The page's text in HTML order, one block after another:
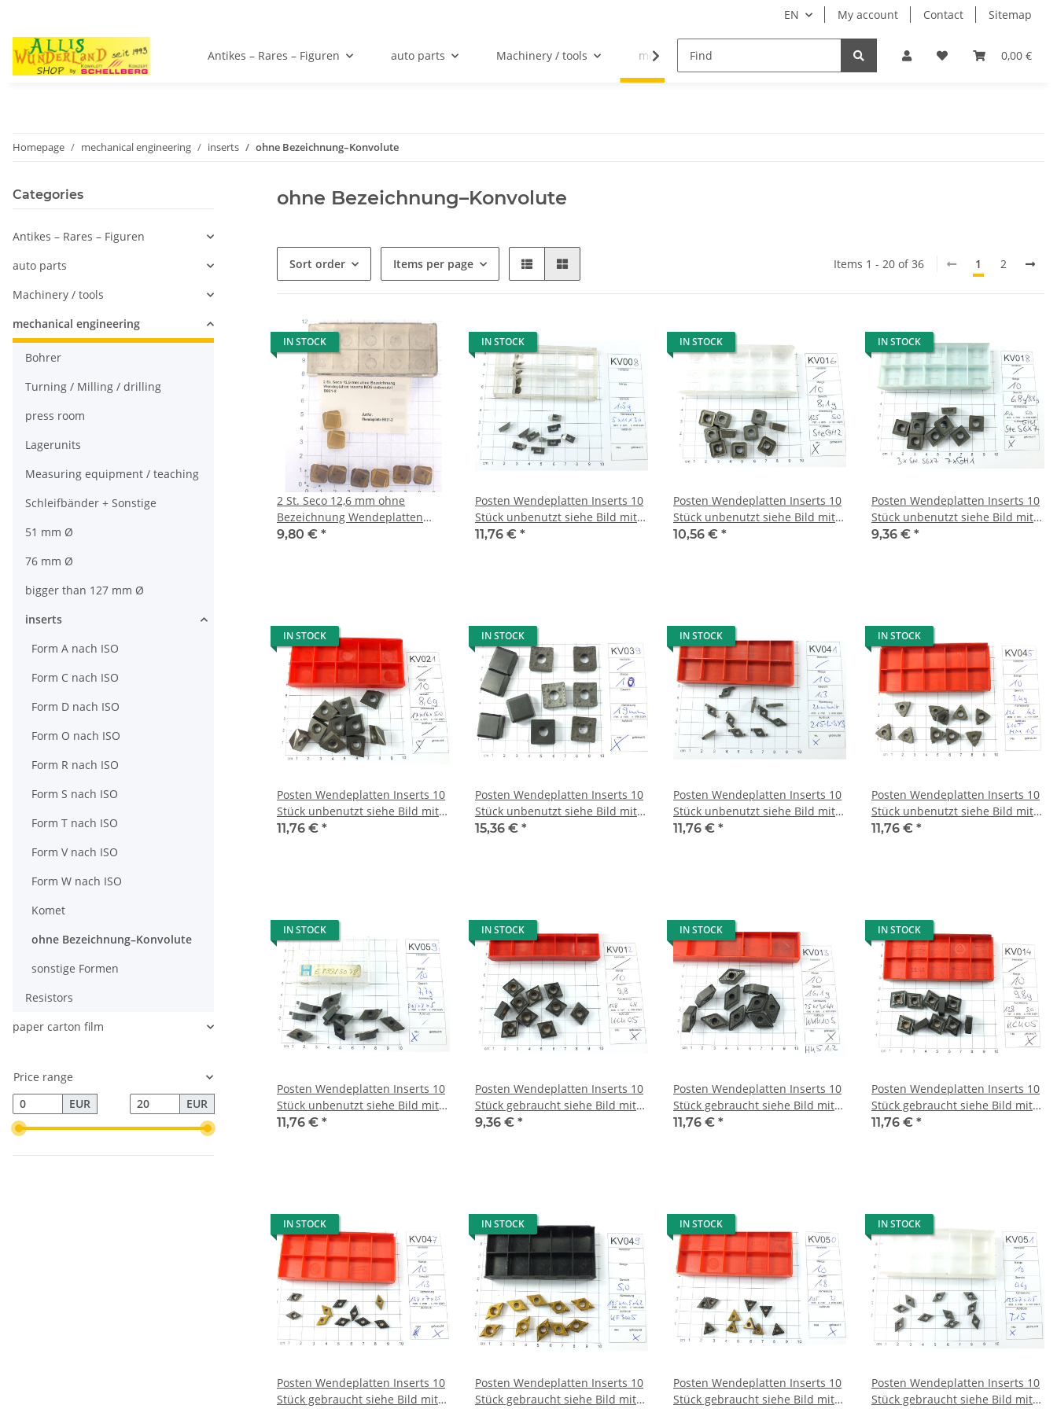
EN My account Contact Sitemap
0,00 €
Antikes – Rares – Figuren auto parts Machinery / tools mechanical engineering paper carton film
Homepage mechanical engineering inserts ohne Bezeichnung–Konvolute
ohne Bezeichnung–Konvolute
Sort order Items per page Items 1 - 20 of 36 1 2
IN STOCK
2 St. Seco 12,6 mm ohne
Bezeichnung Wendeplatten
Inserts NOS unbenutzt B821-2
9,80 € *
IN STOCK
Posten Wendeplatten Inserts 10
Stück unbenutzt siehe Bild mit
Mwst KV008
11,76 € *
IN STOCK
Posten Wendeplatten Inserts 10
Stück unbenutzt siehe Bild mit
Mwst KV016
10,56 € *
IN STOCK
Posten Wendeplatten Inserts 10
Stück unbenutzt siehe Bild mit
Mwst KV018
9,36 € *
IN STOCK
Posten Wendeplatten Inserts 10
Stück unbenutzt siehe Bild mit
Mwst KV021
11,76 € *
IN STOCK
Posten Wendeplatten Inserts 10
Stück unbenutzt siehe Bild mit
Mwst KV039
15,36 € *
IN STOCK
Posten Wendeplatten Inserts 10
Stück unbenutzt siehe Bild mit
Mwst KV041
11,76 € *
IN STOCK
Posten Wendeplatten Inserts 10
Stück unbenutzt siehe Bild mit
Mwst KV045
11,76 € *
IN STOCK
Posten Wendeplatten Inserts 10
Stück unbenutzt siehe Bild mit
Mwst KV059
11,76 € *
IN STOCK
Posten Wendeplatten Inserts 10
Stück gebraucht siehe Bild mit
Mwst. KV012
9,36 € *
IN STOCK
Posten Wendeplatten Inserts 10
Stück gebraucht siehe Bild mit
Mwst. KV013
11,76 € *
IN STOCK
Posten Wendeplatten Inserts 10
Stück gebraucht siehe Bild mit
Mwst. KV014
11,76 € *
IN STOCK
Posten Wendeplatten Inserts 10
Stück gebraucht siehe Bild mit
IN STOCK
Posten Wendeplatten Inserts 10
Stück gebraucht siehe Bild mit
IN STOCK
Posten Wendeplatten Inserts 10
Stück gebraucht siehe Bild mit
IN STOCK
Posten Wendeplatten Inserts 10
Stück gebraucht siehe Bild mit
Categories
Antikes – Rares – Figuren
auto parts
Machinery / tools
mechanical engineering
Bohrer
Turning / Milling / drilling
press room
Lagerunits
Measuring equipment / teaching
Schleifbänder + Sonstige
51 mm Ø
76 mm Ø
bigger than 127 mm Ø
inserts
Form A nach ISO
Form C nach ISO
Form D nach ISO
Form O nach ISO
Form R nach ISO
Form S nach ISO
Form T nach ISO
Form V nach ISO
Form W nach ISO
Komet
ohne Bezeichnung–Konvolute
sonstige Formen
Resistors
paper carton film
Price range
EUR
EUR